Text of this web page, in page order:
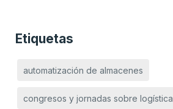
Etiquetas
automatización de almacenes
congresos y jornadas sobre logística